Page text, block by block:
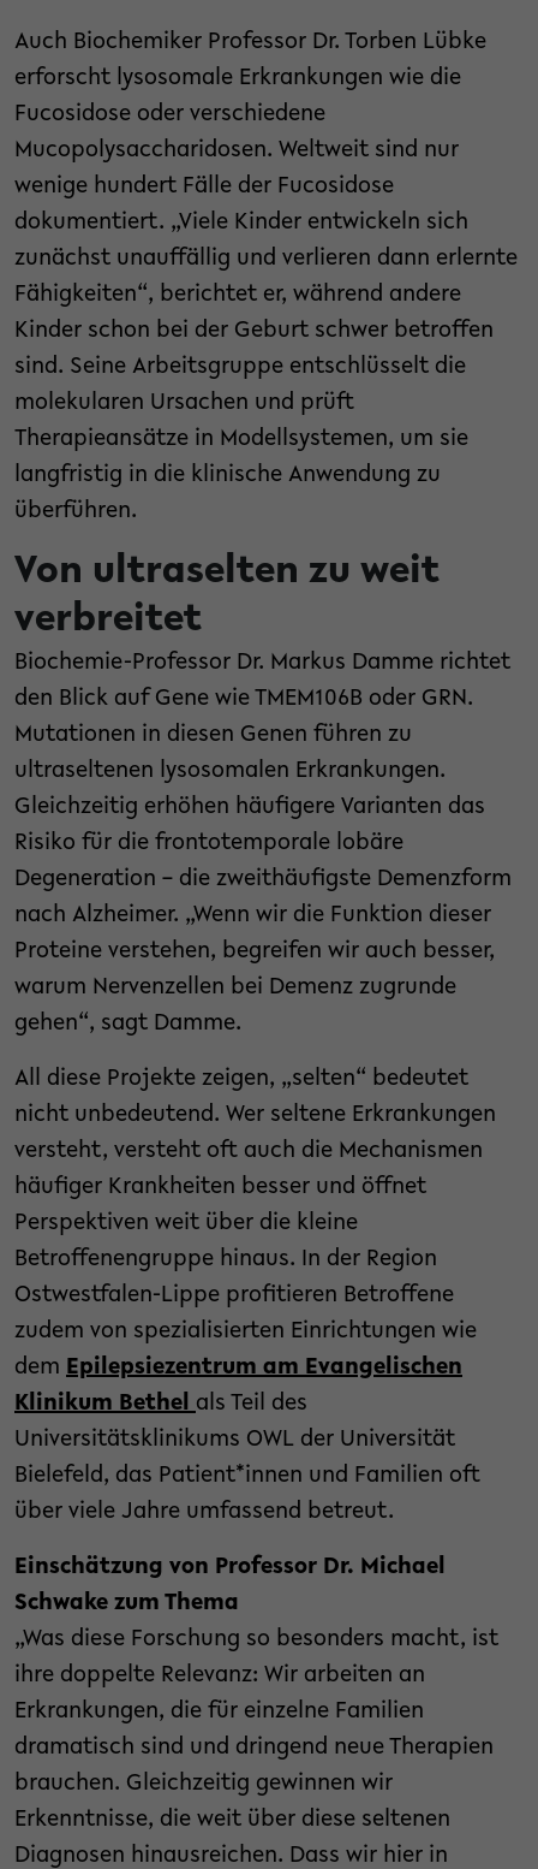
Auch Biochemiker Professor Dr. Torben Lübke
erforscht lysosomale Erkrankungen wie die
Fucosidose oder verschiedene
Mucopolysaccharidosen. Weltweit sind nur
wenige hundert Fälle der Fucosidose
dokumentiert. „Viele Kinder entwickeln sich
zunächst unauffällig und verlieren dann erlernte
Fähigkeiten“, berichtet er, während andere
Kinder schon bei der Geburt schwer betroffen
sind. Seine Arbeitsgruppe entschlüsselt die
molekularen Ursachen und prüft
Therapieansätze in Modellsystemen, um sie
langfristig in die klinische Anwendung zu
überführen.
Von ultraselten zu weit
verbreitet
Biochemie-Professor Dr. Markus Damme richtet
den Blick auf Gene wie TMEM106B oder GRN.
Mutationen in diesen Genen führen zu
ultraseltenen lysosomalen Erkrankungen.
Gleichzeitig erhöhen häufigere Varianten das
Risiko für die frontotemporale lobäre
Degeneration – die zweithäufigste Demenzform
nach Alzheimer. „Wenn wir die Funktion dieser
Proteine verstehen, begreifen wir auch besser,
warum Nervenzellen bei Demenz zugrunde
gehen“, sagt Damme.
All diese Projekte zeigen, „selten“ bedeutet
nicht unbedeutend. Wer seltene Erkrankungen
versteht, versteht oft auch die Mechanismen
häufiger Krankheiten besser und öffnet
Perspektiven weit über die kleine
Betroffenengruppe hinaus. In der Region
Ostwestfalen-Lippe profitieren Betroffene
zudem von spezialisierten Einrichtungen wie
dem Epilepsiezentrum am Evangelischen
Klinikum Bethel als Teil des
Universitätsklinikums OWL der Universität
Bielefeld, das Patient*innen und Familien oft
über viele Jahre umfassend betreut.
Einschätzung von Professor Dr. Michael
Schwake zum Thema
„Was diese Forschung so besonders macht, ist
ihre doppelte Relevanz: Wir arbeiten an
Erkrankungen, die für einzelne Familien
dramatisch sind und dringend neue Therapien
brauchen. Gleichzeitig gewinnen wir
Erkenntnisse, die weit über diese seltenen
Diagnosen hinausreichen. Dass wir hier in